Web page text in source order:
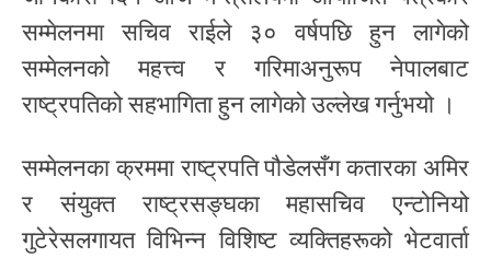
सम्मेलनमा सचिव राईले ३० वर्षपछि हुन लागेको
सम्मेलनको महत्त्व र गरिमाअनुरूप नेपालबाट
राष्ट्रपतिको सहभागिता हुन लागेको उल्लेख गर्नुभयो ।
सम्मेलनका क्रममा राष्ट्रपति पौडेलसँग कतारका अमिर
र संयुक्त राष्ट्रसङ्घका महासचिव एन्टोनियो
गुटेरेसलगायत विभिन्न विशिष्ट व्यक्तिहरूको भेटवार्ता